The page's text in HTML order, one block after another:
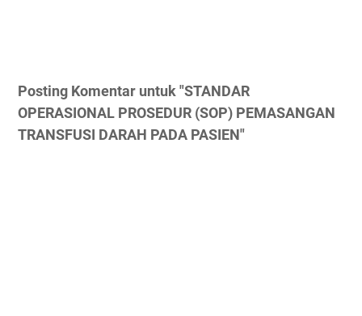
Posting Komentar untuk "STANDAR
OPERASIONAL PROSEDUR (SOP) PEMASANGAN
TRANSFUSI DARAH PADA PASIEN"